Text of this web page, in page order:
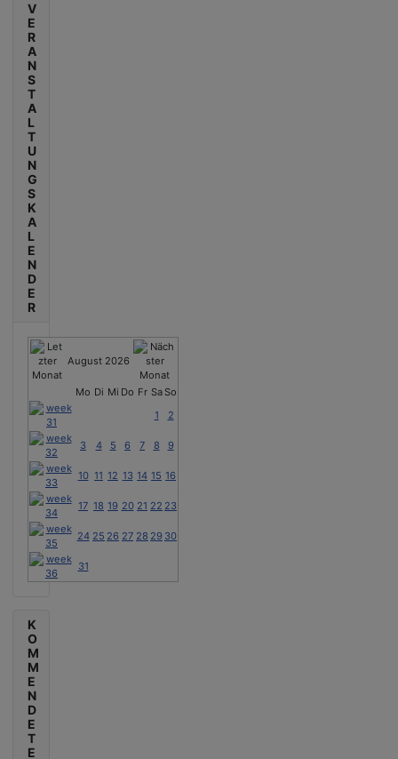
V
E
R
A
N
S
T
A
L
T
U
N
G
S
K
A
L
E
N
D
E
R
August 2026
Mo Di Mi Do Fr Sa So
1
2
3 4 5 6 7 8 9
10 11 12 13 14 15 16
17 18 19 20 21 22 23
24 25 26 27 28 29 30
31
K
O
M
M
E
N
D
E
T
E